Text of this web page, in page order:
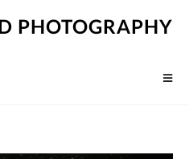
PHOTOGRAPHY